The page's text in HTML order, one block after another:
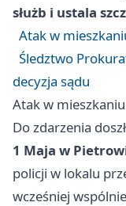
służb i ustala
Atak w
Śledztwo
decyzja sądu
Atak w
Do zdarzenia
1 Maja w
policji w lokalu
wcześniej